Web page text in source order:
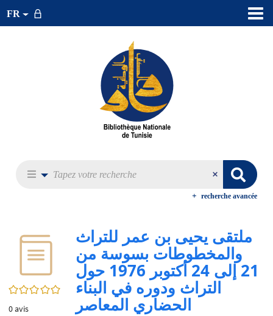
FR
recherche avancée
0/5
0avis
ملتقى يحيى بن عمر للتراث
والمخطوطات بسوسة من
21 إلى 24 أكتوبر 1976 حول
التراث ودوره في البناء
الحضاري المعاصر